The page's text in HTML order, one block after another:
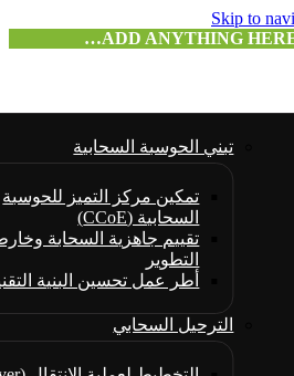
Skip to
ADD ANYTHING
تبني الحوسبة السحابية
تمكين مركز التميز للحوسبة
السحابية (CCoE)
تقييم جاهزية السحابة
التطوير
أطر عمل تحسين البنية
الترحيل السحابي